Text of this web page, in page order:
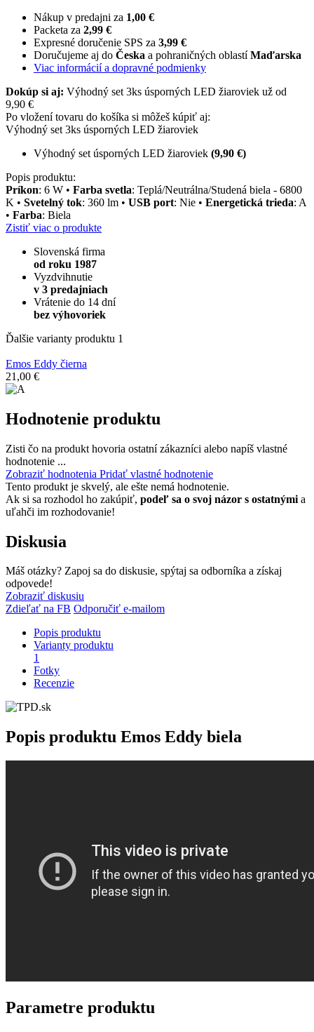
Nákup v predajni za 1,00 €
Packeta za 2,99 €
Expresné doručenie SPS za 3,99 €
Doručujeme aj do Česka a pohraničných oblastíMaďarska
Viac informácií a dopravné podmienky
Dokúp si aj: Výhodný set 3ks úsporných LED žiaroviek už od
9,90 €
Po vložení tovaru do košíka si môžeš kúpiť aj:
Výhodný set 3ks úsporných LED žiaroviek
Výhodný set úsporných LED žiaroviek (9,90 €)
Popis produktu:
Príkon: 6 W • Farba svetla: Teplá/Neutrálna/Studená biela - 6800
K • Svetelný tok: 360 lm • USB port: Nie • Energetická trieda: A
• Farba: Biela
Zistiť viac o produkte
Slovenská firma
od roku 1987
Vyzdvihnutie
v 3 predajniach
Vrátenie do 14 dní
bez výhovoriek
Ďalšie varianty produktu 1
Emos Eddy čierna
21,00 €
Hodnotenie produktu
Zisti čo na produkt hovoria ostatní zákazníci alebo napíš vlastné
hodnotenie ...
Zobraziť hodnotenia Pridať vlastné hodnotenie
Tento produkt je skvelý, ale ešte nemá hodnotenie.
Ak si sa rozhodol ho zakúpiť, podeľ sa o svoj názor s ostatnými a
uľahči im rozhodovanie!
Diskusia
Máš otázky? Zapoj sa do diskusie, spýtaj sa odborníka a získaj
odpovede!
Zobraziť diskusiu
Zdieľať na FB Odporučiť e-mailom
Popis produktu
Varianty produktu
1
Fotky
Recenzie
Popis produktu Emos Eddy biela
Parametre produktu